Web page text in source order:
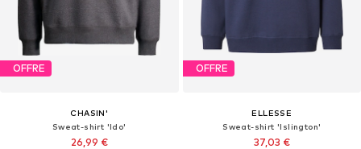
OFFRE
CHASIN'
Sweat-shirt 'Ido'
26,99 €
OFFRE
ELLESSE
Sweat-shirt 'Islington'
37,03 €